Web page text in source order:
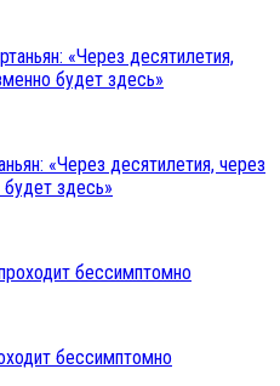
«Через десятилетия, через
здесь»
бессимптомно